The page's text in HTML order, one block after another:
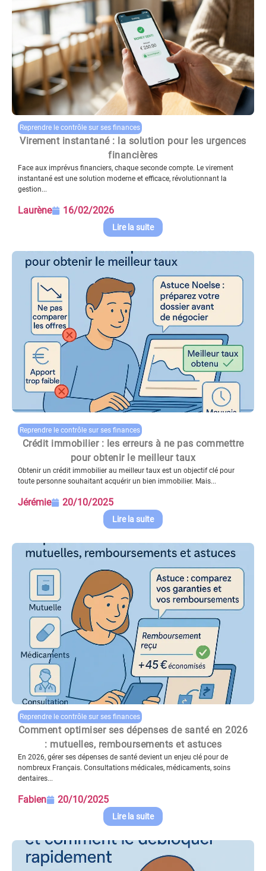
Reprendre le contrôle sur ses finances
Virement instantané : la solution pour les urgences
financières
Face aux imprévus financiers, chaque seconde compte. Le virement
instantané est une solution moderne et efficace, révolutionnant la
gestion...
Laurène 16/02/2026
Lire la suite
Reprendre le contrôle sur ses finances
Crédit immobilier : les erreurs à ne pas commettre
pour obtenir le meilleur taux
Obtenir un crédit immobilier au meilleur taux est un objectif clé pour
toute personne souhaitant acquérir un bien immobilier. Mais...
Jérémie 20/10/2025
Lire la suite
Reprendre le contrôle sur ses finances
Comment optimiser ses dépenses de santé en 2026
: mutuelles, remboursements et astuces
En 2026, gérer ses dépenses de santé devient un enjeu clé pour de
nombreux Français. Consultations médicales, médicaments, soins
dentaires...
Fabien 20/10/2025
Lire la suite